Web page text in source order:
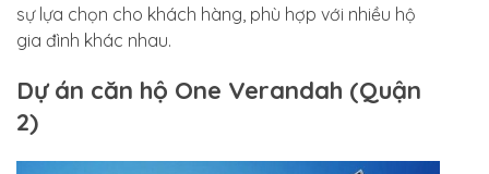
sự lựa chọn cho khách hàng, phù hợp với nhiều hộ
gia đình khác nhau.
Dự án căn hộ One Verandah (Quận
2)